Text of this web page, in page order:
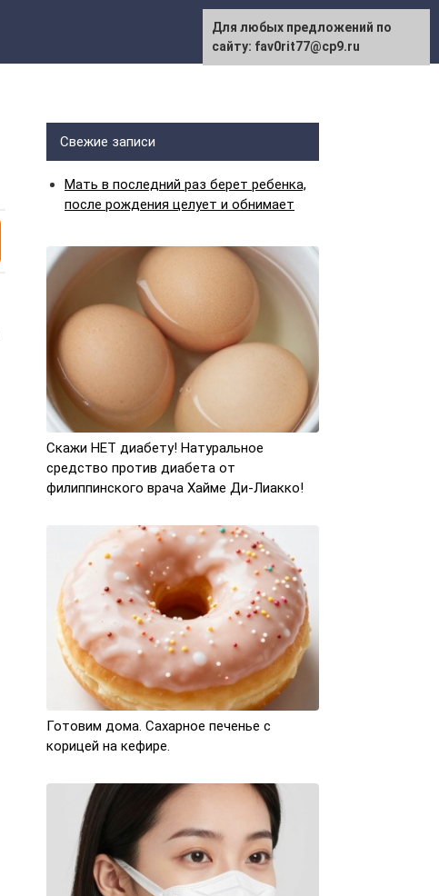
Свежие записи
Мать в последний раз берет ребенка,
после рождения целует и обнимает
Скажи НЕТ диабету! Натуральное
средство против диабета от
филиппинского врача Хайме Ди-Лиакко!
Готовим дома. Сахарное печенье с
корицей на кефире.
Для любых предложений по
сайту: fav0rit77@cp9.ru